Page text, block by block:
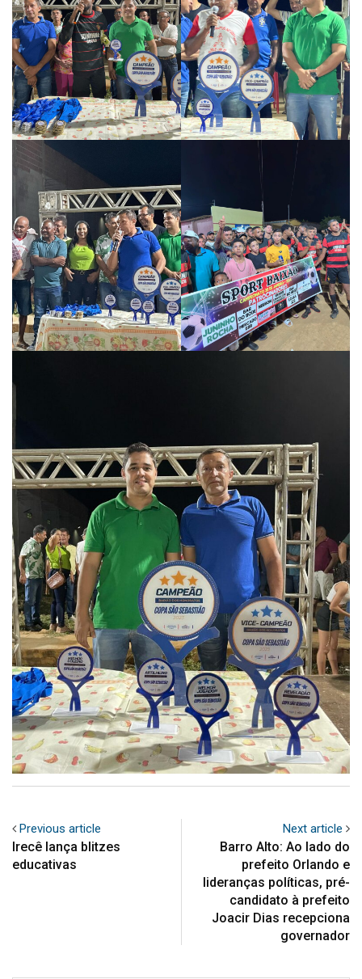
Previous article
Irecê lança blitzes
educativas
Next article
Barro Alto: Ao lado do
prefeito Orlando e
lideranças políticas, pré-
candidato à prefeito
Joacir Dias recepciona
governador